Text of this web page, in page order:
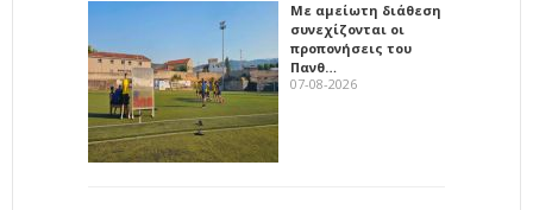
Με αμείωτη διάθεση
συνεχίζονται οι
προπονήσεις του
Πανθ…
07-08-2026